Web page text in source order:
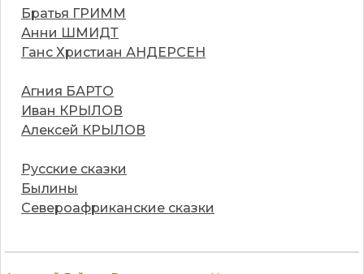
Братья ГРИММ
Анни ШМИДТ
Ганс Христиан АНДЕРСЕН
Агния БАРТО
Иван КРЫЛОВ
Алексей КРЫЛОВ
Русские сказки
Былины
Североафриканские сказки